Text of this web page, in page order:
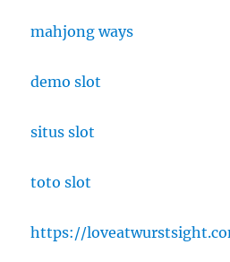
mahjong ways
demo slot
situs slot
toto slot
https://